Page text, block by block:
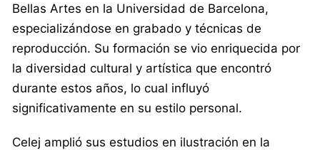
Bellas Artes en la Universidad de Barcelona,
especializándose en grabado y técnicas de
reproducción. Su formación se vio enriquecida por
la diversidad cultural y artística que encontró
durante estos años, lo cual influyó
significativamente en su estilo personal.
Celej amplió sus estudios en ilustración en la